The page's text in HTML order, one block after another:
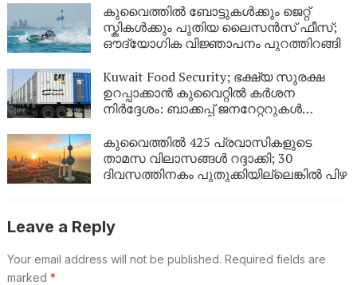
യുഎഇയിലെ തെരുവിൽ; ‘വാപ്പയെ
കാണണം’ എന്ന് കണ്ണീരോടെ മകൾ
കുവൈത്തിൽ ബോട്ടുകൾക്കും ജെറ്റ്
സ്കികൾക്കും പുതിയ ലൈസൻസ് ഫീസ്;
ഔദ്യോഗിക വിജ്ഞാപനം പുറത്തിറങ്ങി
Kuwait Food Security; ഭക്ഷ്യ സുരക്ഷ
ഉറപ്പാക്കാൻ കുവൈറ്റിൽ കർശന
നിർദ്ദേശം: ബാക്കപ്പ് ജനറേറ്ററുകൾ
കുവൈത്തിൽ 425 പ്രവാസികളുടെ
താമസ വിലാസങ്ങൾ റദ്ദാക്കി; 30
ദിവസത്തിനകം പുതുക്കിയില്ലെങ്കിൽ പിഴ
Leave a Reply
Your email address will not be published. Required fields are
marked *